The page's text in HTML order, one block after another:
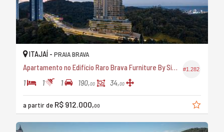
#1.282
ITAJAÍ - PRAIA BRAVA
Apartamento no Edifício Raro Brava Furniture By Sierra
1 1 1 190,00 34,00
a partir de R$ 912.000,00